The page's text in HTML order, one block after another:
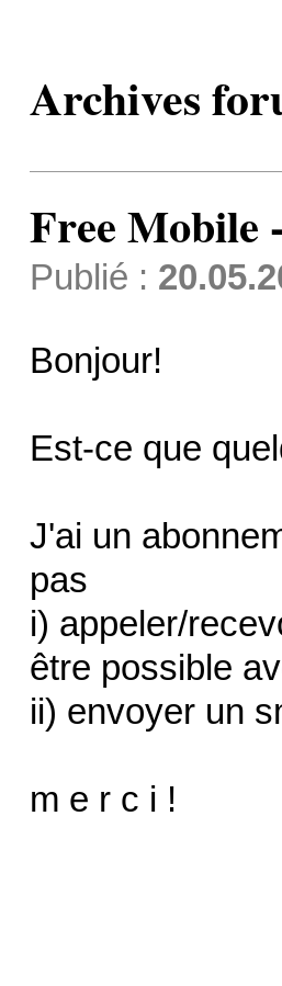
Archives
Free Mobile
Publié :
Bonjour!
Est-ce que
J'ai un
pas
i) appeler/
être possible
ii) envoyer un
m e r c i !